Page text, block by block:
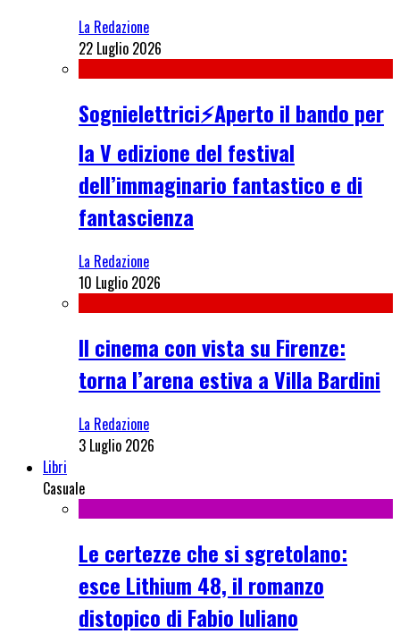
La Redazione
22 Luglio 2026
Sognielettrici⚡Aperto il bando per
la V edizione del festival
dell’immaginario fantastico e di
fantascienza
La Redazione
10 Luglio 2026
Il cinema con vista su Firenze:
torna l’arena estiva a Villa Bardini
La Redazione
3 Luglio 2026
Libri
Casuale
Le certezze che si sgretolano:
esce Lithium 48, il romanzo
distopico di Fabio Iuliano